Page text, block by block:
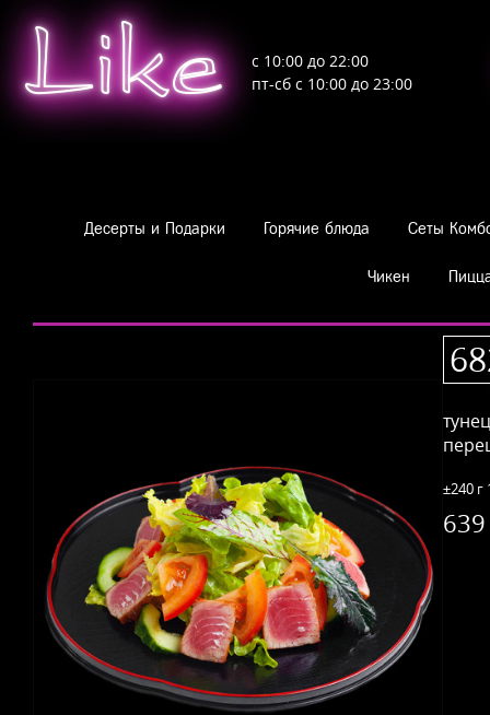
с 10:00 до 22:00
пт-сб с 10:00 до 23:00
Десерты и Подарки Горячие блюда Сеты
Чикен
Салат с тунцом
±240 г